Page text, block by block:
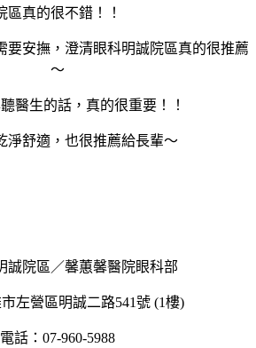
區真的很不錯！！
要安撫，澄清眼科明誠院區真的很推薦
～
醫生的話，真的很重要！！
淨舒適，也很推薦給長輩～
誠院區／馨蕙馨醫院眼科部
左營區明誠二路541號 (1樓)
電話：07-960-5988